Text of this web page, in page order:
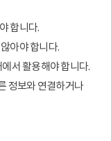
합니다.
아야 합니다.
서 활용해야 합니다.
정보와 연결하거나